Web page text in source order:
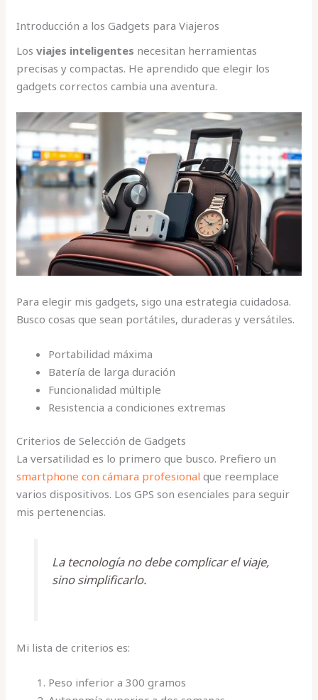
Introducción a los Gadgets para Viajeros
Losviajes inteligentes necesitan herramientas
precisas y compactas. He aprendido que elegir los
gadgets correctos cambia una aventura.
Para elegir mis gadgets, sigo una estrategia cuidadosa.
Busco cosas que sean portátiles, duraderas y versátiles.
Portabilidad máxima
Batería de larga duración
Funcionalidad múltiple
Resistencia a condiciones extremas
Criterios de Selección de Gadgets
La versatilidad es lo primero que busco. Prefiero un
smartphone con cámara profesional que reemplace
varios dispositivos. Los GPS son esenciales para seguir
mis pertenencias.
La tecnología no debe complicar el viaje,
sino simplificarlo.
Mi lista de criterios es:
Peso inferior a 300 gramos